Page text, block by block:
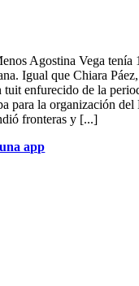
Agostina Vega tenía
Igual que Chiara
tuit enfurecido de la
para la organización
fronteras y [...]
app